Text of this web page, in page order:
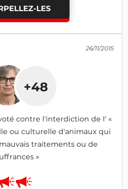
LES
26/11/2015
+48
contre l'interdiction de l' «
ou culturelle d'animaux qui
traitements ou de
»